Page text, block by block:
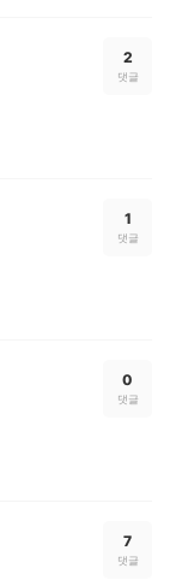
2
댓글
1
댓글
0
댓글
7
댓글